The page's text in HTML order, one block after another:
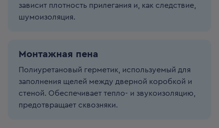
зависит плотность прилегания и, как следствие,
шумоизоляция.
Монтажная пена
Полиуретановый герметик, используемый для
заполнения щелей между дверной коробкой и
стеной. Обеспечивает тепло- и звукоизоляцию,
предотвращает сквозняки.